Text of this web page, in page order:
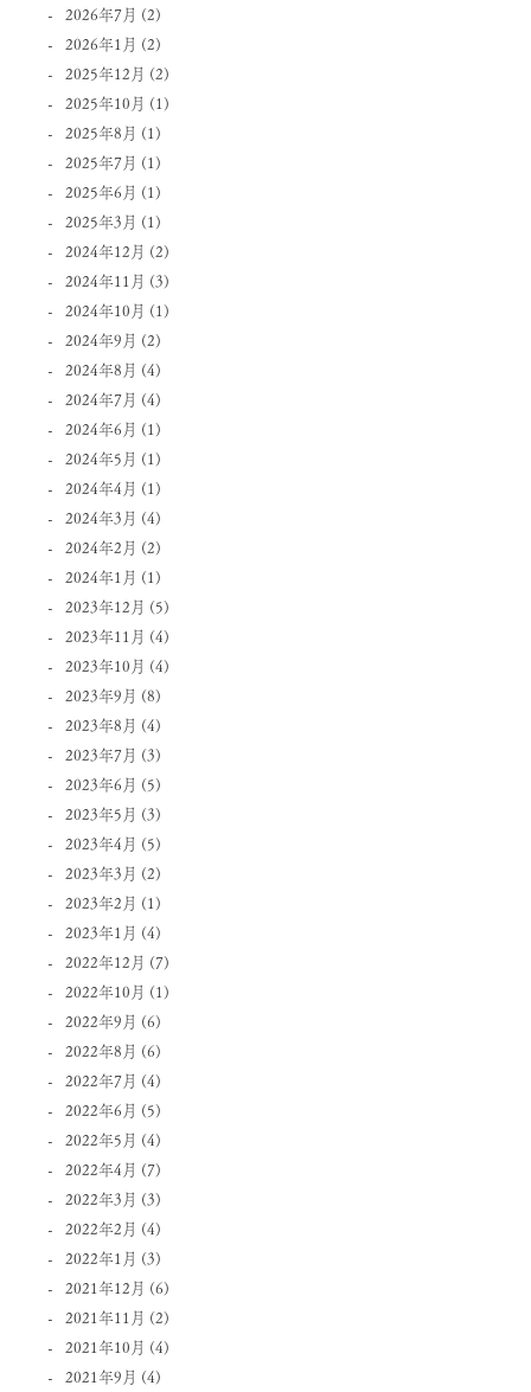
2026年7月 (2)
2026年1月 (2)
2025年12月 (2)
2025年10月 (1)
2025年8月 (1)
2025年7月 (1)
2025年6月 (1)
2025年3月 (1)
2024年12月 (2)
2024年11月 (3)
2024年10月 (1)
2024年9月 (2)
2024年8月 (4)
2024年7月 (4)
2024年6月 (1)
2024年5月 (1)
2024年4月 (1)
2024年3月 (4)
2024年2月 (2)
2024年1月 (1)
2023年12月 (5)
2023年11月 (4)
2023年10月 (4)
2023年9月 (8)
2023年8月 (4)
2023年7月 (3)
2023年6月 (5)
2023年5月 (3)
2023年4月 (5)
2023年3月 (2)
2023年2月 (1)
2023年1月 (4)
2022年12月 (7)
2022年10月 (1)
2022年9月 (6)
2022年8月 (6)
2022年7月 (4)
2022年6月 (5)
2022年5月 (4)
2022年4月 (7)
2022年3月 (3)
2022年2月 (4)
2022年1月 (3)
2021年12月 (6)
2021年11月 (2)
2021年10月 (4)
2021年9月 (4)